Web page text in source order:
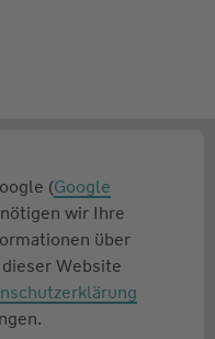
(Google
wir Ihre
über
Website